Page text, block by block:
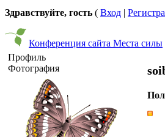
Здравствуйте, гость ( Вход |
Конференция сайта Места силы
Профиль
Фотография